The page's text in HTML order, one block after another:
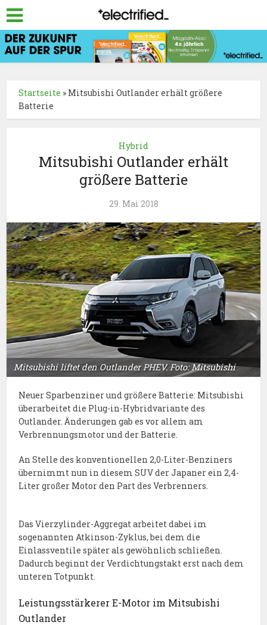
Startseite » Mitsubishi Outlander erhält größere
Batterie
Hybrid
Mitsubishi Outlander erhält
größere Batterie
29. Mai 2018
Mitsubishi liftet den Outlander PHEV. Foto: Mitsubishi
Neuer Sparbenziner und größere Batterie: Mitsubishi
überarbeitet die Plug-in-Hybridvariante des
Outlander. Änderungen gab es vor allem am
Verbrennungsmotor und der Batterie.
An Stelle des konventionellen 2,0-Liter-Benziners
übernimmt nun in diesem SUV der Japaner ein 2,4-
Liter großer Motor den Part des Verbrenners.
Das Vierzylinder-Aggregat arbeitet dabei im
sogenannten Atkinson-Zyklus, bei dem die
Einlassventile später als gewöhnlich schließen.
Dadurch beginnt der Verdichtungstakt erst nach dem
unteren Totpunkt.
Leistungsstärkerer E-Motor im Mitsubishi
Outlander